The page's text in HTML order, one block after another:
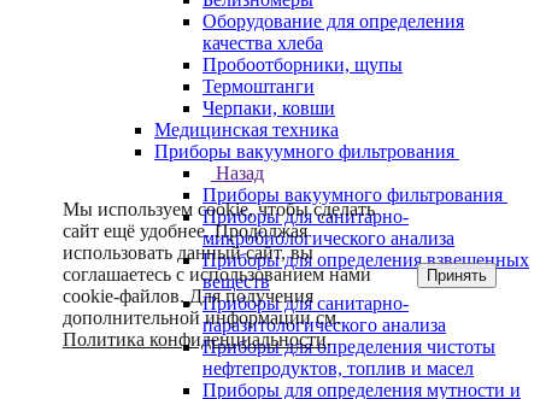
Оборудование для определения
качества хлеба
Пробоотборники, щупы
Термоштанги
Черпаки, ковши
Медицинская техника
Приборы вакуумного фильтрования
Назад
Приборы вакуумного фильтрования
Приборы для санитарно-
микробиологического анализа
Приборы для определения взвешенных
веществ
Приборы для санитарно-
паразитологического анализа
Приборы для определения чистоты
нефтепродуктов, топлив и масел
Приборы для определения мутности и
Мы используем cookie, чтобы сделать
сайт ещё удобнее. Продолжая
использовать данный сайт, вы
соглашаетесь с использованием нами
cookie-файлов. Для получения
дополнительной информации см.
Политика конфиденциальности.
Принять